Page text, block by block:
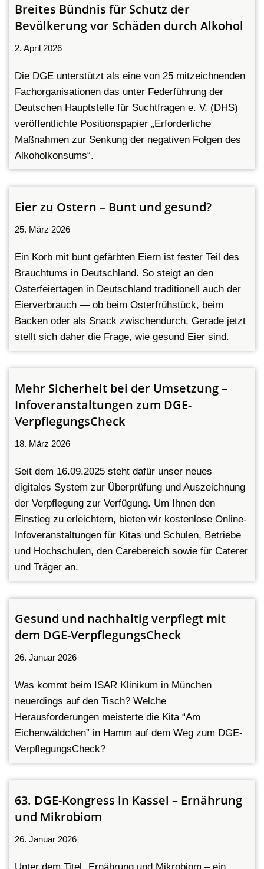
Breites Bündnis für Schutz der
Bevölkerung vor Schäden durch Alkohol
2. April 2026
Die DGE unterstützt als eine von 25 mitzeichnenden
Fachorganisationen das unter Federführung der
Deutschen Hauptstelle für Suchtfragen e. V. (DHS)
veröffentlichte Positionspapier „Erforderliche
Maßnahmen zur Senkung der negativen Folgen des
Alkoholkonsums“.
Eier zu Ostern – Bunt und gesund?
25. März 2026
Ein Korb mit bunt gefärbten Eiern ist fester Teil des
Brauchtums in Deutschland. So steigt an den
Osterfeiertagen in Deutschland traditionell auch der
Eierverbrauch — ob beim Osterfrühstück, beim
Backen oder als Snack zwischendurch. Gerade jetzt
stellt sich daher die Frage, wie gesund Eier sind.
Mehr Sicherheit bei der Umsetzung –
Infoveranstaltungen zum DGE-
VerpflegungsCheck
18. März 2026
Seit dem 16.09.2025 steht dafür unser neues
digitales System zur Überprüfung und Auszeichnung
der Verpflegung zur Verfügung. Um Ihnen den
Einstieg zu erleichtern, bieten wir kostenlose Online-
Infoveranstaltungen für Kitas und Schulen, Betriebe
und Hochschulen, den Carebereich sowie für Caterer
und Träger an.
Gesund und nachhaltig verpflegt mit
dem DGE-VerpflegungsCheck
26. Januar 2026
Was kommt beim ISAR Klinikum in München
neuerdings auf den Tisch? Welche
Herausforderungen meisterte die Kita “Am
Eichenwäldchen” in Hamm auf dem Weg zum DGE-
VerpflegungsCheck?
63. DGE-Kongress in Kassel – Ernährung
und Mikrobiom
26. Januar 2026
Unter dem Titel „Ernährung und Mikrobiom – ein